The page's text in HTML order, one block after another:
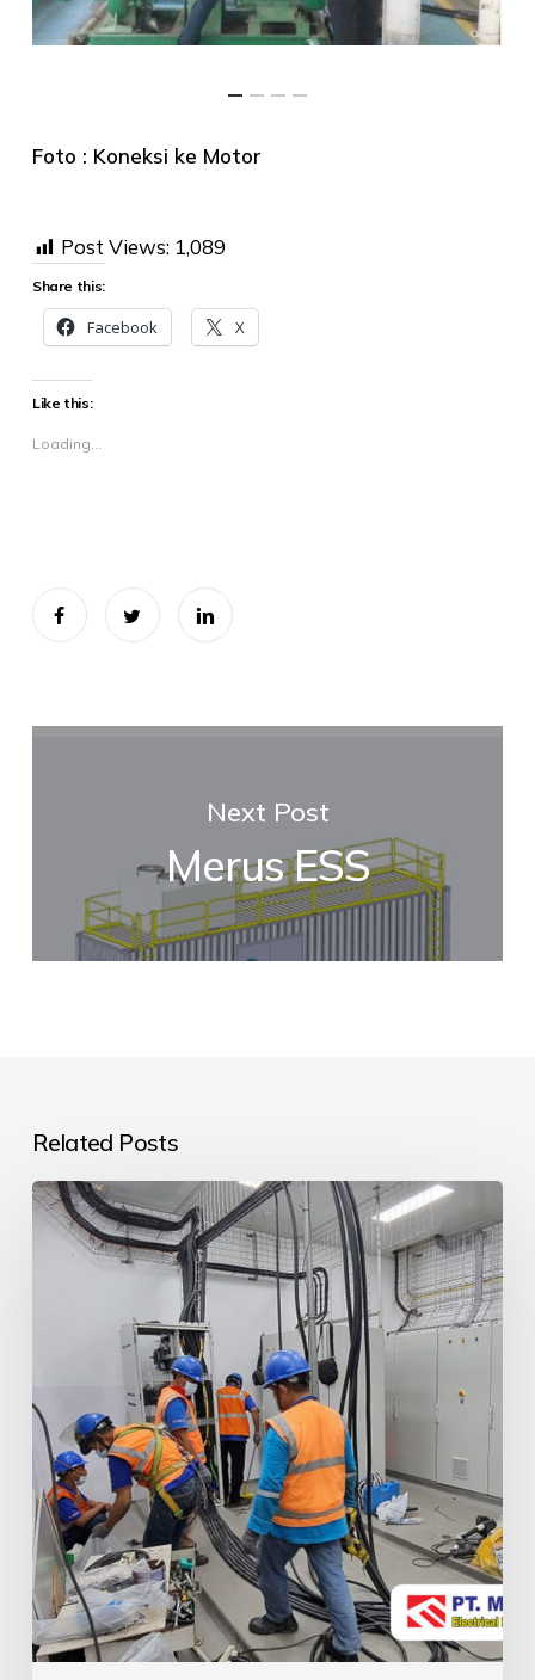
Foto : Koneksi ke Motor
Post Views: 1,089
Share this:
Facebook X
Like this:
Loading...
Next Post
Merus ESS
Related Posts